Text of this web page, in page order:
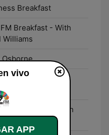
Breakfast
Breakfast - With
Williams
Osborne
Crick Afternoon
- With Jamie Crick
Greatest - With
vivo
APP